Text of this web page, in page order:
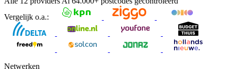
Vergelijk o.a.:
Netwerken